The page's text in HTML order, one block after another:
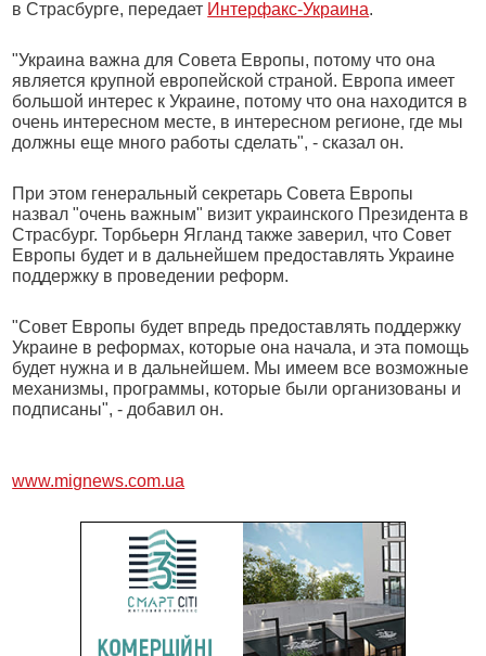
в Страсбурге, передает Интерфакс-Украина.
"Украина важна для Совета Европы, потому что она
является крупной европейской страной. Европа имеет
большой интерес к Украине, потому что она находится в
очень интересном месте, в интересном регионе, где мы
должны еще много работы сделать", - сказал он.
При этом генеральный секретарь Совета Европы
назвал "очень важным" визит украинского Президента в
Страсбург. Торбьерн Ягланд также заверил, что Совет
Европы будет и в дальнейшем предоставлять Украине
поддержку в проведении реформ.
"Совет Европы будет впредь предоставлять поддержку
Украине в реформах, которые она начала, и эта помощь
будет нужна и в дальнейшем. Мы имеем все возможные
механизмы, программы, которые были организованы и
подписаны", - добавил он.
www.mignews.com.ua